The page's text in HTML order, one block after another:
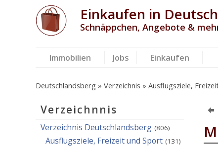
Einkaufen in
Schnäppchen, Angebote &
Immobilien Jobs Einkaufen
Deutschlandsberg Verzeichnis Ausflugsziele,
Verzeichnnis
Verzeichnis Deutschlandsberg (806)
Ausflugsziele, Freizeit und Sport (131)